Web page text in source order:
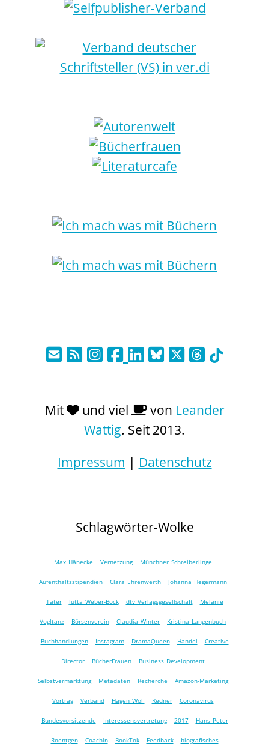
Mit und viel von Leander
Wattig. Seit 2013.
Impressum | Datenschutz
Schlagwörter-Wolke
Max Hänecke Vernetzung Münchner Schreiberlinge
Aufenthaltsstipendien Clara Ehrenwerth Johanna Hegermann
Täter Jutta Weber-Bock dtv Verlagsgesellschaft Melanie
Vogltanz Börsenverein Claudia Winter Kristina Langenbuch
Buchhandlungen Instagram DramaQueen Handel Creative
Director BücherFrauen Business Development
Selbstvermarktung Metadaten Recherche Amazon-Marketing
Vortrag Verband Hagen Wolf Redner Coronavirus
Bundesvorsitzende Interessensvertretung 2017 Hans Peter
Roentgen Coachin BookTok Feedback biografisches